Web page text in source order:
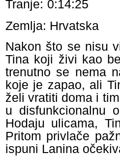
Tranje: 0:14:25
Zemlja: Hrvatska
Nakon što se nisu
Tina koji živi kao
trenutno se nema
koje je zapao, ali
želi vratiti doma i
u disfunkcionalnu
Hodaju ulicama,
Pritom privlače
ispuni Lanina